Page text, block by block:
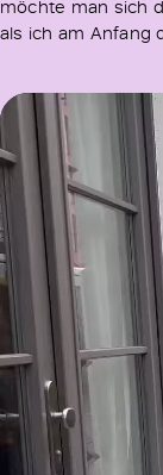
möchte man sich
als ich am Anfang